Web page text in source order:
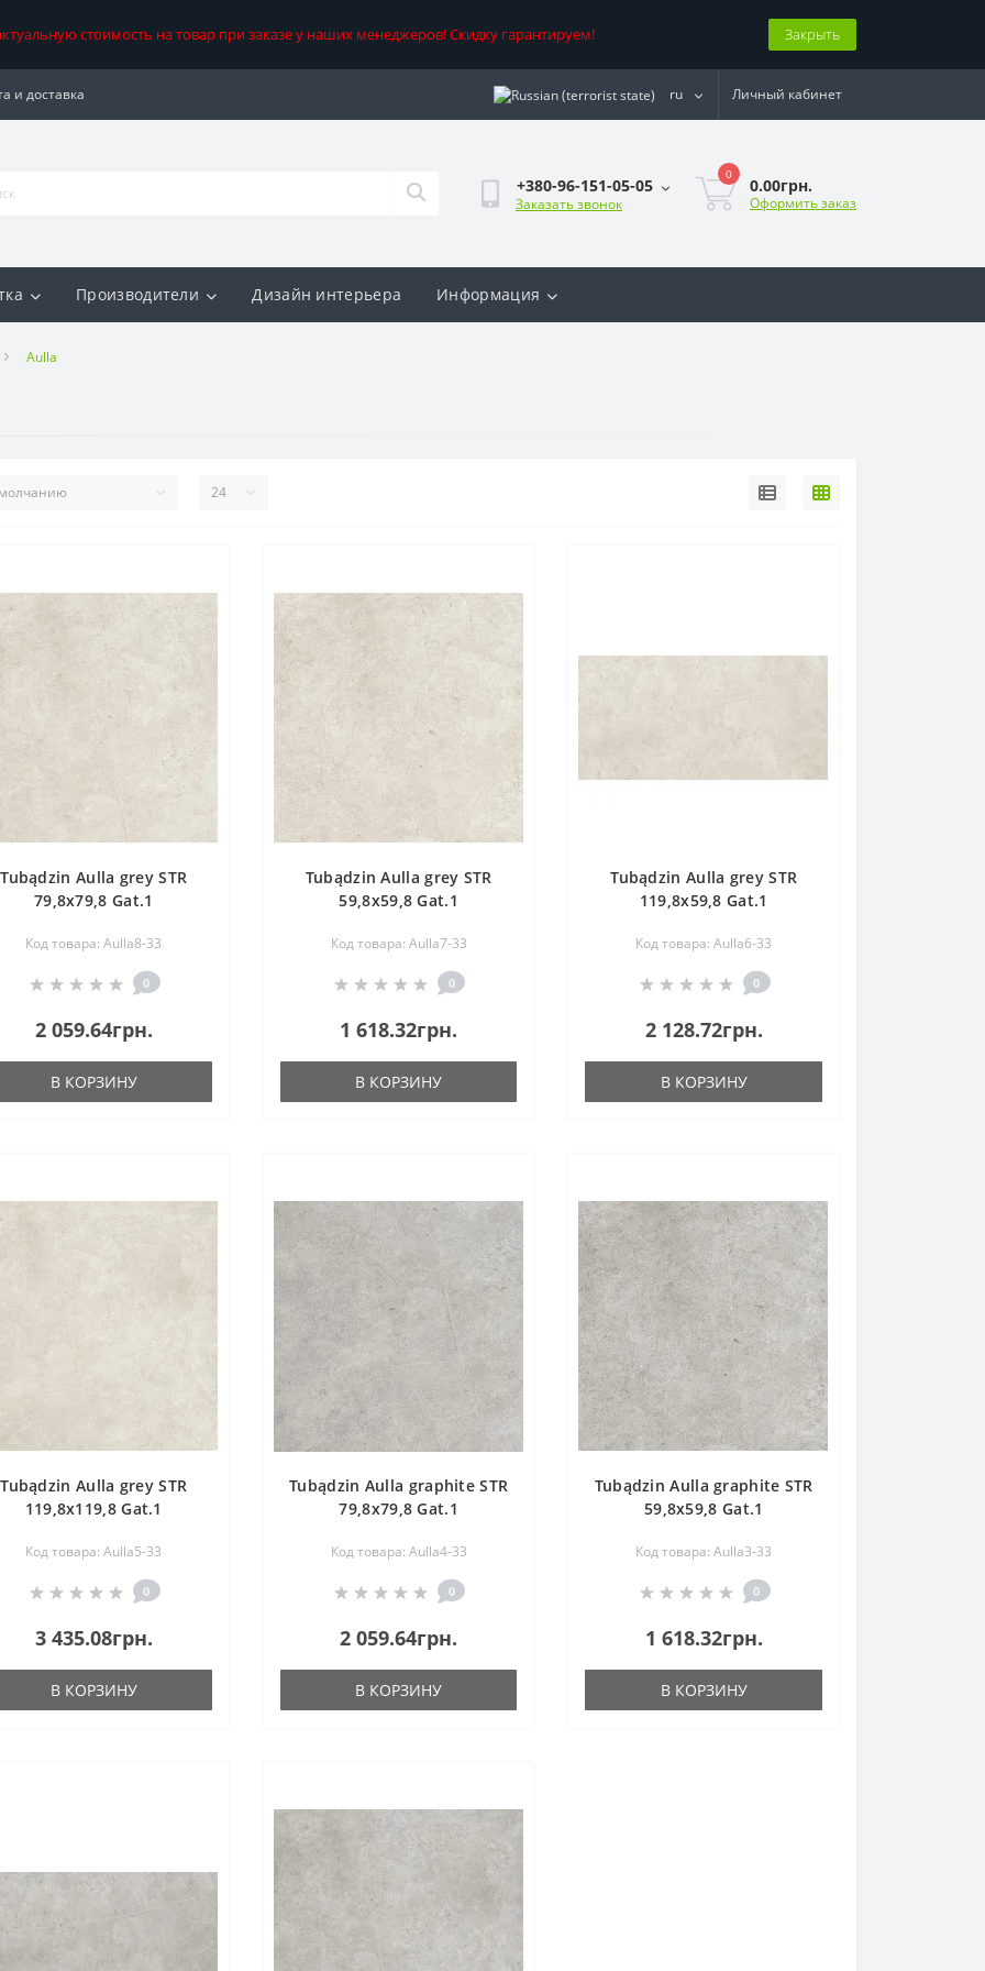
стоимость на товар при заказе у наших менеджеров! Скидку гарантируем! Закрыть
и доставка ru Личный кабинет
+380-96-151-05-05
Заказать звонок
0
0.00грн.
Оформить заказ
Производители Дизайн интерьера Информация
Aulla
Tubądzin Aulla grey STR
79,8x79,8 Gat.1
Код товара: Aulla8-33
0
2 059.64грн.
В КОРЗИНУ
Tubądzin Aulla grey STR
59,8x59,8 Gat.1
Код товара: Aulla7-33
0
1 618.32грн.
В КОРЗИНУ
Tubądzin Aulla grey STR
119,8x59,8 Gat.1
Код товара: Aulla6-33
0
2 128.72грн.
В КОРЗИНУ
Tubądzin Aulla grey STR
119,8x119,8 Gat.1
Код товара: Aulla5-33
0
3 435.08грн.
В КОРЗИНУ
Tubądzin Aulla graphite STR
79,8x79,8 Gat.1
Код товара: Aulla4-33
0
2 059.64грн.
В КОРЗИНУ
Tubądzin Aulla graphite STR
59,8x59,8 Gat.1
Код товара: Aulla3-33
0
1 618.32грн.
В КОРЗИНУ